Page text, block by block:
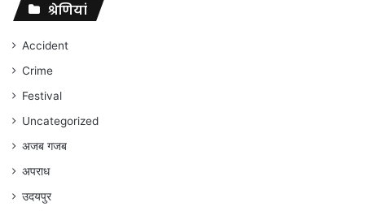
संघर्ष
जारी
रहेगा
अंकित
गौरहा
श्रेणियां
Accident
Crime
Festival
Uncategorized
अजब गजब
अपराध
उदयपुर